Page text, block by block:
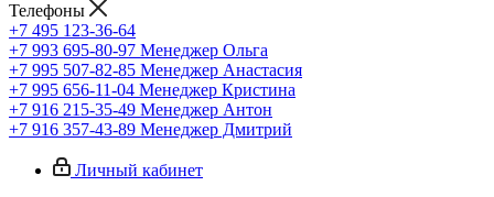
Телефоны
+7 495 123-36-64
+7 993 695-80-97 Менеджер Ольга
+7 995 507-82-85 Менеджер Анастасия
+7 995 656-11-04 Менеджер Кристина
+7 916 215-35-49 Менеджер Антон
+7 916 357-43-89 Менеджер Дмитрий
Личный кабинет